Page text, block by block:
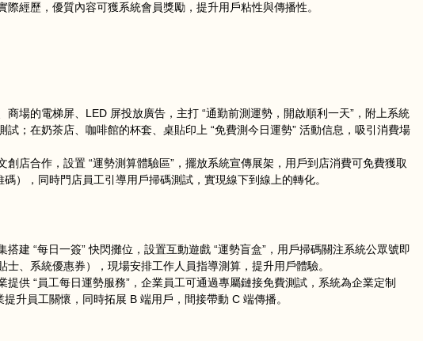
際經歷，優質內容可獲系統會員獎勵，提升用戶粘性與傳播性。
商場的電梯屏、LED 屏投放廣告，主打 “通勤前測運勢，開啟順利一天”，附上系統
試；在奶茶店、咖啡館的杯套、桌貼印上 “免費測今日運勢” 活動信息，吸引消費場
創店合作，設置 “運勢測算體驗區”，擺放系統宣傳展架，用戶到店消費可免費獲取
碼），同時門店員工引導用戶掃碼測試，實現線下到線上的轉化。
搭建 “每日一簽” 快閃攤位，設置互動遊戲 “運勢盲盒”，用戶掃碼關注系統公眾號即
士、系統優惠券），現場安排工作人員指導測算，提升用戶體驗。
提供 “員工每日運勢服務”，企業員工可通過專屬鏈接免費測試，系統為企業定制
提升員工關懷，同時拓展 B 端用戶，間接帶動 C 端傳播。
鼠